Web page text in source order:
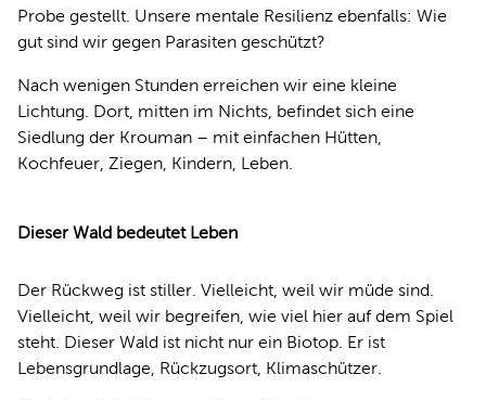
Probe gestellt. Unsere mentale Resilienz ebenfalls: Wie
gut sind wir gegen Parasiten geschützt?
Nach wenigen Stunden erreichen wir eine kleine
Lichtung. Dort, mitten im Nichts, befindet sich eine
Siedlung der Krouman – mit einfachen Hütten,
Kochfeuer, Ziegen, Kindern, Leben.
Dieser Wald bedeutet Leben
Der Rückweg ist stiller. Vielleicht, weil wir müde sind.
Vielleicht, weil wir begreifen, wie viel hier auf dem Spiel
steht. Dieser Wald ist nicht nur ein Biotop. Er ist
Lebensgrundlage, Rückzugsort, Klimaschützer.